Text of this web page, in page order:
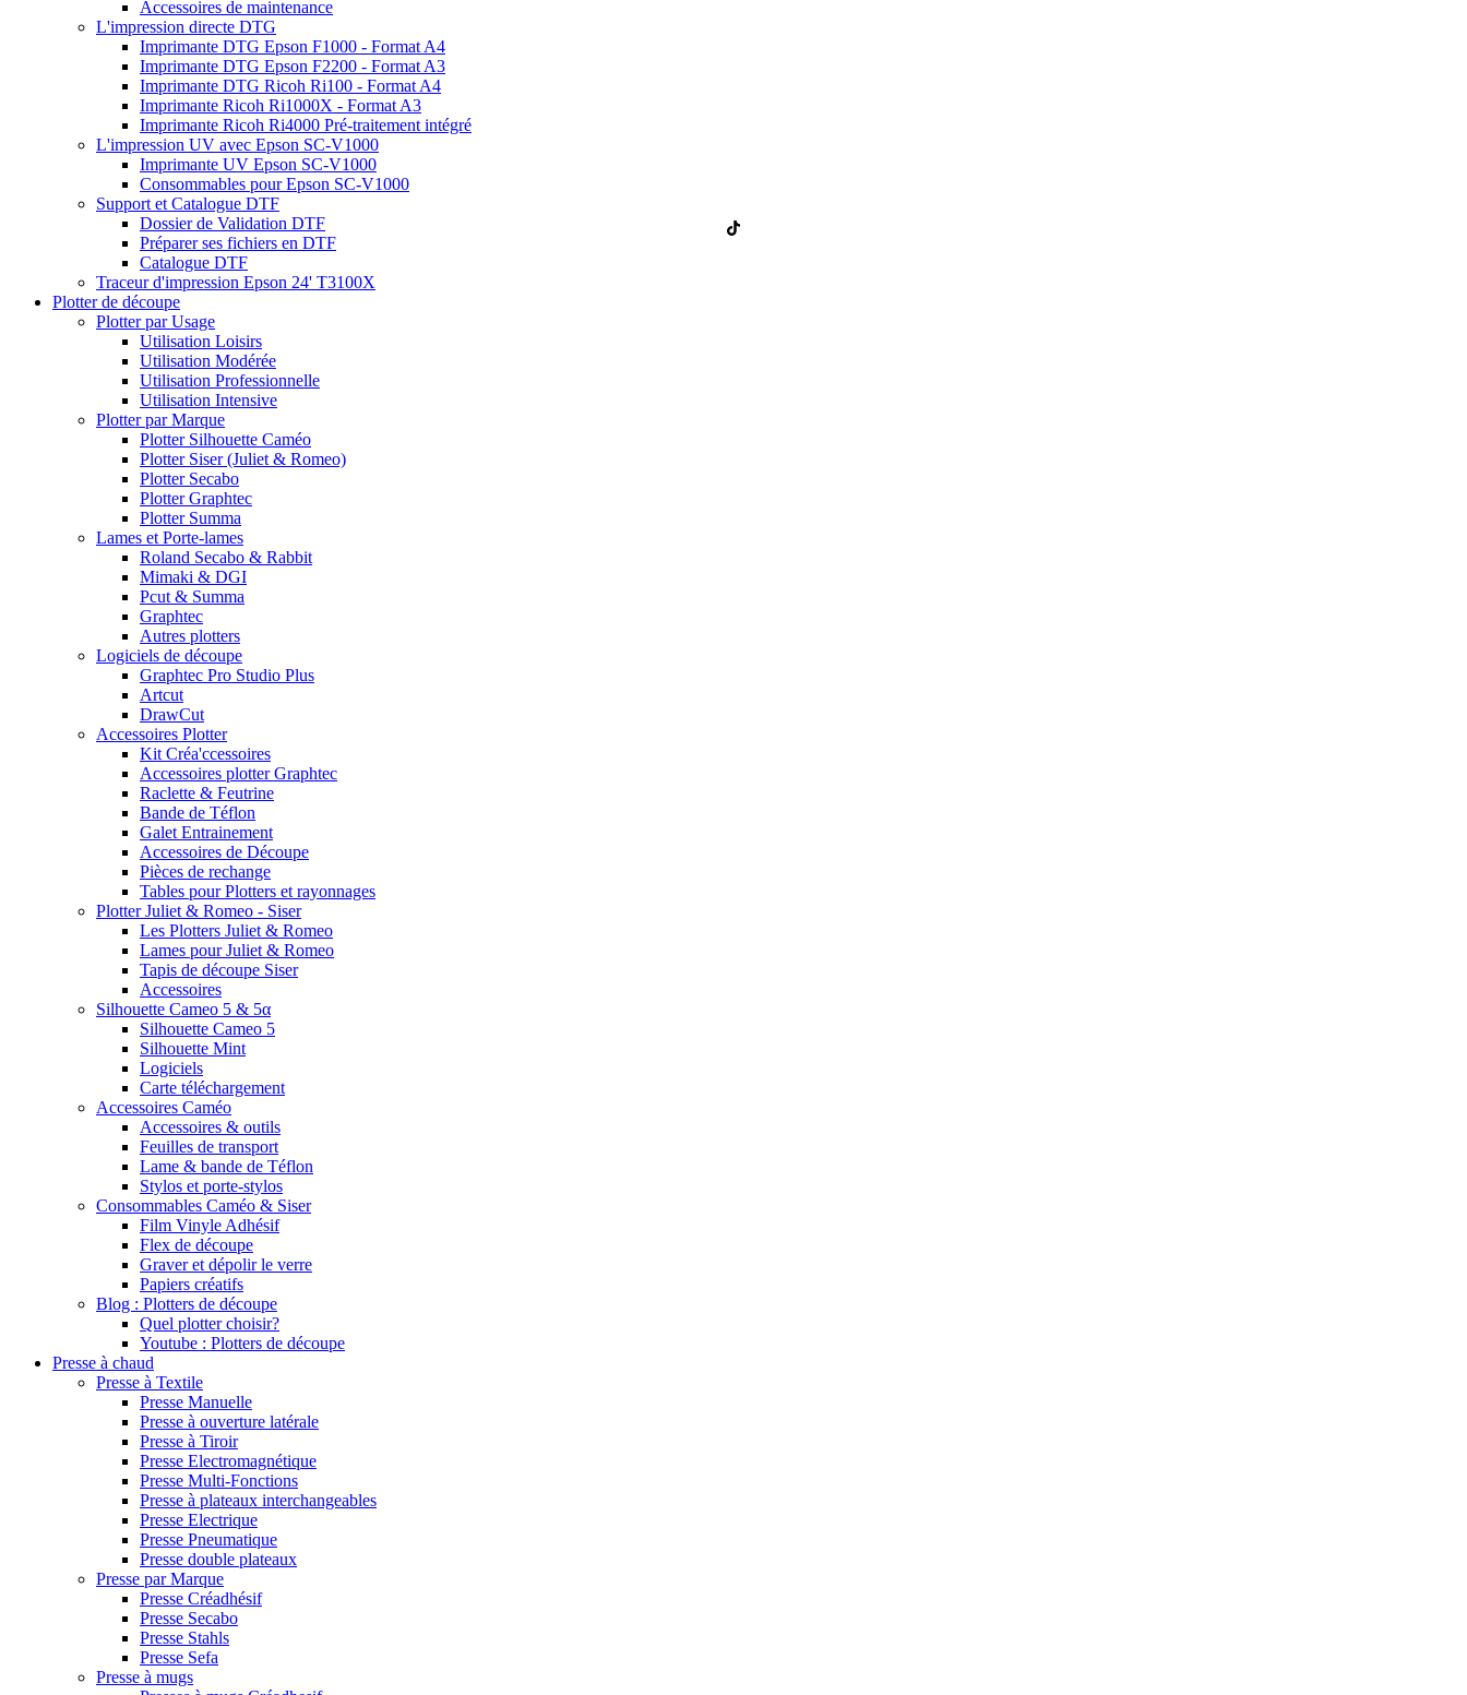
Accessoires de maintenance
L'impression directe DTG
Imprimante DTG Epson F1000 - Format A4
Imprimante DTG Epson F2200 - Format A3
Imprimante DTG Ricoh Ri100 - Format A4
Imprimante Ricoh Ri1000X - Format A3
Imprimante Ricoh Ri4000 Pré-traitement intégré
L'impression UV avec Epson SC-V1000
Imprimante UV Epson SC-V1000
Consommables pour Epson SC-V1000
Support et Catalogue DTF
Dossier de Validation DTF
Préparer ses fichiers en DTF
Catalogue DTF
Traceur d'impression Epson 24' T3100X
Plotter de découpe
Plotter par Usage
Utilisation Loisirs
Utilisation Modérée
Utilisation Professionnelle
Utilisation Intensive
Plotter par Marque
Plotter Silhouette Caméo
Plotter Siser (Juliet & Romeo)
Plotter Secabo
Plotter Graphtec
Plotter Summa
Lames et Porte-lames
Roland Secabo & Rabbit
Mimaki & DGI
Pcut & Summa
Graphtec
Autres plotters
Logiciels de découpe
Graphtec Pro Studio Plus
Artcut
DrawCut
Accessoires Plotter
Kit Créa'ccessoires
Accessoires plotter Graphtec
Raclette & Feutrine
Bande de Téflon
Galet Entrainement
Accessoires de Découpe
Pièces de rechange
Tables pour Plotters et rayonnages
Plotter Juliet & Romeo - Siser
Les Plotters Juliet & Romeo
Lames pour Juliet & Romeo
Tapis de découpe Siser
Accessoires
Silhouette Cameo 5 & 5α
Silhouette Cameo 5
Silhouette Mint
Logiciels
Carte téléchargement
Accessoires Caméo
Accessoires & outils
Feuilles de transport
Lame & bande de Téflon
Stylos et porte-stylos
Consommables Caméo & Siser
Film Vinyle Adhésif
Flex de découpe
Graver et dépolir le verre
Papiers créatifs
Blog : Plotters de découpe
Quel plotter choisir?
Youtube : Plotters de découpe
Presse à chaud
Presse à Textile
Presse Manuelle
Presse à ouverture latérale
Presse à Tiroir
Presse Electromagnétique
Presse Multi-Fonctions
Presse à plateaux interchangeables
Presse Electrique
Presse Pneumatique
Presse double plateaux
Presse par Marque
Presse Créadhésif
Presse Secabo
Presse Stahls
Presse Sefa
Presse à mugs